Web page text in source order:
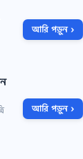
আরি পড়ুন ›
আরি পড়ুন ›